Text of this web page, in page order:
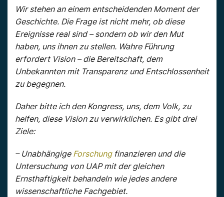
Wir stehen an einem entscheidenden Moment der
Geschichte. Die Frage ist nicht mehr, ob diese
Ereignisse real sind – sondern ob wir den Mut
haben, uns ihnen zu stellen. Wahre Führung
erfordert Vision – die Bereitschaft, dem
Unbekannten mit Transparenz und Entschlossenheit
zu begegnen.
Daher bitte ich den Kongress, uns, dem Volk, zu
helfen, diese Vision zu verwirklichen. Es gibt drei
Ziele:
– Unabhängige Forschungfinanzieren und die
Untersuchung von UAP mit der gleichen
Ernsthaftigkeit behandeln wie jedes andere
wissenschaftliche Fachgebiet.